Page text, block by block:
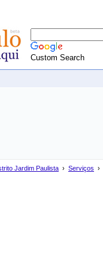
Custom Search
Jardim Paulista › Serviços ›